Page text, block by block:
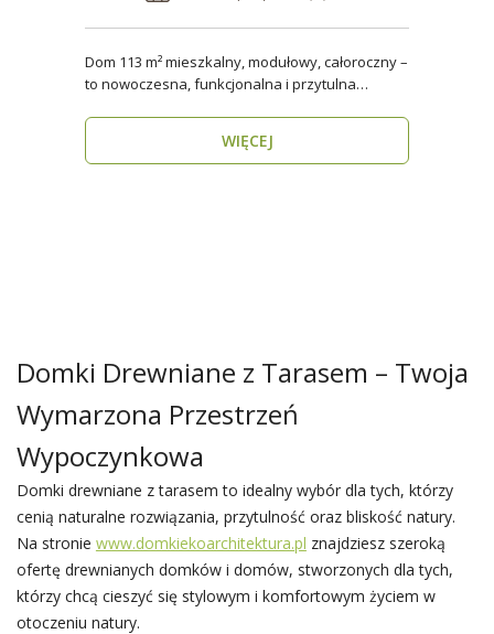
Dom 113 m² mieszkalny, modułowy, całoroczny –
to nowoczesna, funkcjonalna i przytulna
WIĘCEJ
Domki Drewniane z Tarasem – Twoja
Wymarzona Przestrzeń
Wypoczynkowa
Domki drewniane z tarasem to idealny wybór dla tych, którzy
cenią naturalne rozwiązania, przytulność oraz bliskość natury.
Na stronie www.domkiekoarchitektura.pl znajdziesz szeroką
ofertę drewnianych domków i domów, stworzonych dla tych,
którzy chcą cieszyć się stylowym i komfortowym życiem w
otoczeniu natury.